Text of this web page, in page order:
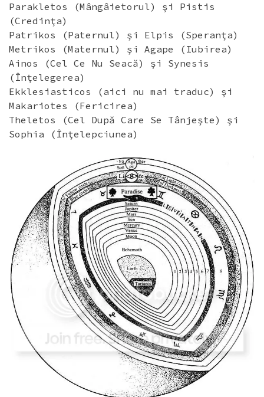
Parakletos (Mângâietorul) şi Pistis
(Credinţa)
Patrikos (Paternul) şi Elpis (Speranţa)
Metrikos (Maternul) şi Agape (Iubirea)
Ainos (Cel Ce Nu Seacă) şi Synesis
(Înţelegerea)
Ekklesiasticos (aici nu mai traduc) şi
Makariotes (Fericirea)
Theletos (Cel După Care Se Tânjeşte) şi
Sophia (Înţelepciunea)